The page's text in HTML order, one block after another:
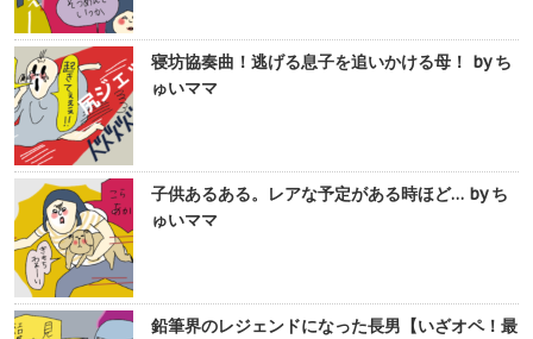
寝坊協奏曲！逃げる息子を追いかける母！ by ち
ゅいママ
子供あるある。レアな予定がある時ほど… by ち
ゅいママ
鉛筆界のレジェンドになった長男【いざオペ！最